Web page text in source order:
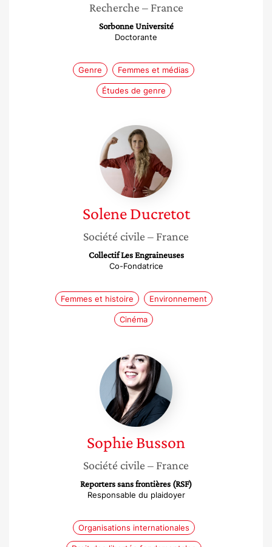
Recherche – France
Sorbonne Université
Doctorante
Genre Femmes et médias
Études de genre
Solene
Ducretot
Solene Ducretot
Société civile – France
Collectif Les Engraineuses
Co-Fondatrice
Femmes et histoire Environnement
Cinéma
Sophie
Busson
SophieBusson
Société civile – France
Reporters sans frontières (RSF)
Responsable du plaidoyer
Organisations internationales